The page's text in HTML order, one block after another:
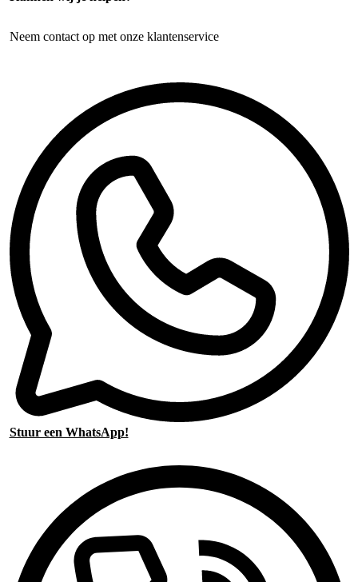
Neem contact op met onze klantenservice
Stuur een WhatsApp!